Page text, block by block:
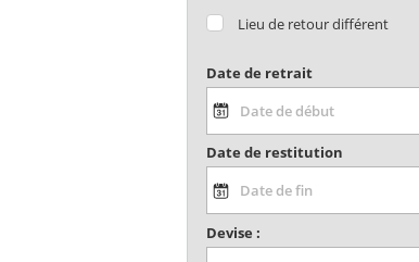
Lieu de retour différent
Date de retrait
Date de restitution
Devise :